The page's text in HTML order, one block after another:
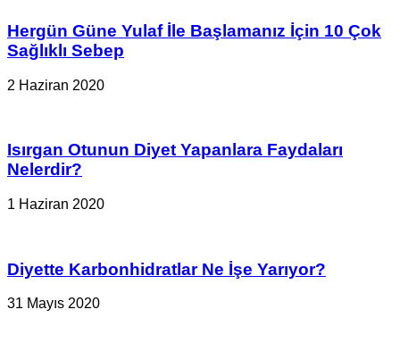
Hergün Güne Yulaf İle Başlamanız İçin 10 Çok
Sağlıklı Sebep
2 Haziran 2020
Isırgan Otunun Diyet Yapanlara Faydaları
Nelerdir?
1 Haziran 2020
Diyette Karbonhidratlar Ne İşe Yarıyor?
31 Mayıs 2020